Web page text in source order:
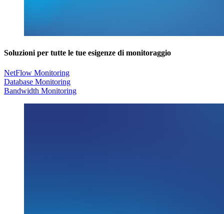
Soluzioni per tutte le tue esigenze di monitoraggio
NetFlow Monitoring
Database Monitoring
Bandwidth Monitoring